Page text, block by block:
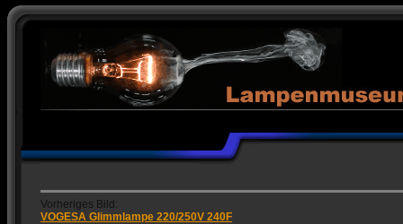
Vorheriges Bild:
VOGESA Glimmlampe 220/250V 240F